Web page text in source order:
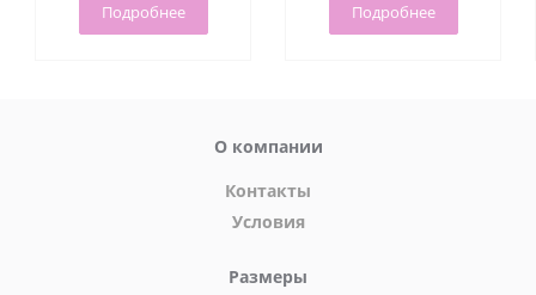
Подробнее Подробнее
О компании
Контакты
Условия
Размеры